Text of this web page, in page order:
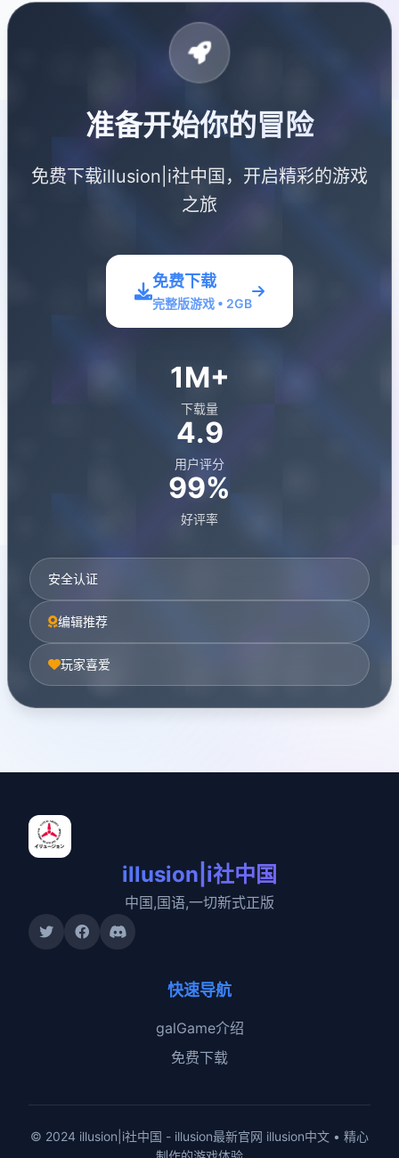
准备开始你的冒险
免费下载illusion|i社中国，开启精彩的游戏
之旅
免费下载
完整版游戏 • 2GB
1M+
下载量
4.9
用户评分
99%
好评率
安全认证
编辑推荐
玩家喜爱
illusion|i社中国
中国,国语,一切新式正版
快速导航
galGame介绍
免费下载
© 2024 illusion|i社中国 - illusion最新官网 illusion中文 • 精心